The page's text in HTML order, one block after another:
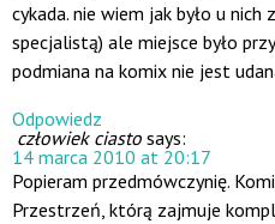
cykada. nie wiem jak było u
specjalistą) ale miejsce było
podmiana na komix nie jest
Odpowiedz
człowiek ciasto says:
14 marca 2010 at 20:17
Popieram przedmówczynię.
Przestrzeń, którą zajmuje